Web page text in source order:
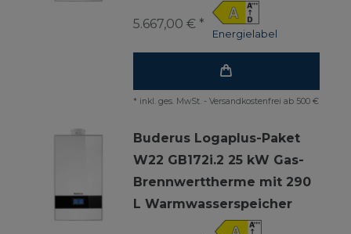
Energielabel
5.667,00 € *
* inkl. ges. MwSt. - Versandkostenfrei ab 500 €
Buderus Logaplus-Paket
W22 GB172i.2 25 kW Gas-
Brennwerttherme mit 290
L Warmwasserspeicher